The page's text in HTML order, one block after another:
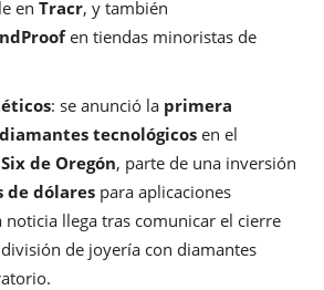
en Tracr, y también
en tiendas minoristas de
: se anunció la primera
tecnológicos en el
de Oregón, parte de una inversión
de dólares para aplicaciones
noticia llega tras comunicar el cierre
de joyería con diamantes